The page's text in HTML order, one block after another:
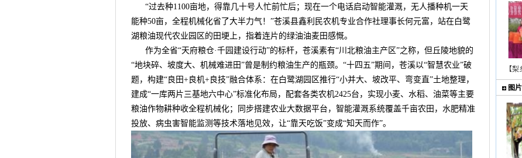
“过去种1100亩地，得靠几十号人忙前忙后；现在一个电话启动智能灌溉，无人播种机一天
能种50亩，全程机械化省了大半力气！”苍溪县鑫利民农机专业合作社理事长何元富，站在白鹭
湖粮油现代农业园区的田埂上，指着连片的绿油油麦田感慨。
作为全省“天府粮仓·千园建设行动”的标杆，苍溪素有“川北粮油主产区”之称，但丘陵地貌的
“地块碎、坡度大、机械难进田”曾是制约粮油生产的瓶颈。“十四五”期间，苍溪以“智慧农业”破
题，构建“良田+良机+良技”融合体系：在白鹭湖园区推行“小并大、坡改平、弯变直”土地整理，
建成“一库两片三基地六中心”标准化布局，配套各类农机2425台，实现小麦、水稻、油菜等主要
粮油作物耕种收全程机械化；同步搭建农业大数据平台，智能灌溉系统覆盖千亩农田，水肥精准
投放、病虫害智能监测等技术落地见效，让“靠天吃饭”变成“知天而作”。
【
图